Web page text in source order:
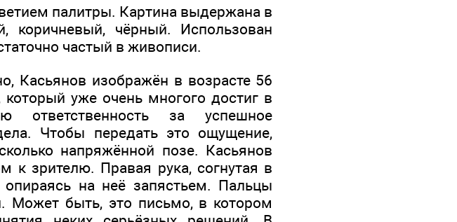
палитры. Картина выдержана в
коричневый, чёрный. Использован
частый в живописи.
Касьянов изображён в возрасте 56
уже очень многого достиг в
за успешное
Чтобы передать это ощущение,
напряжённой позе. Касьянов
к зрителю. Правая рука, согнутая в
опираясь на неё запястьем. Пальцы
Может быть, это письмо, в котором